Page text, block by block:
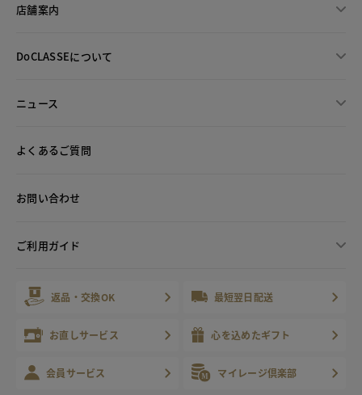
店舗案内
DoCLASSEについて
ニュース
よくあるご質問
お問い合わせ
ご利用ガイド
返品・交換OK 最短翌日配送
お直しサービス 心を込めたギフト
会員サービス マイレージ倶楽部